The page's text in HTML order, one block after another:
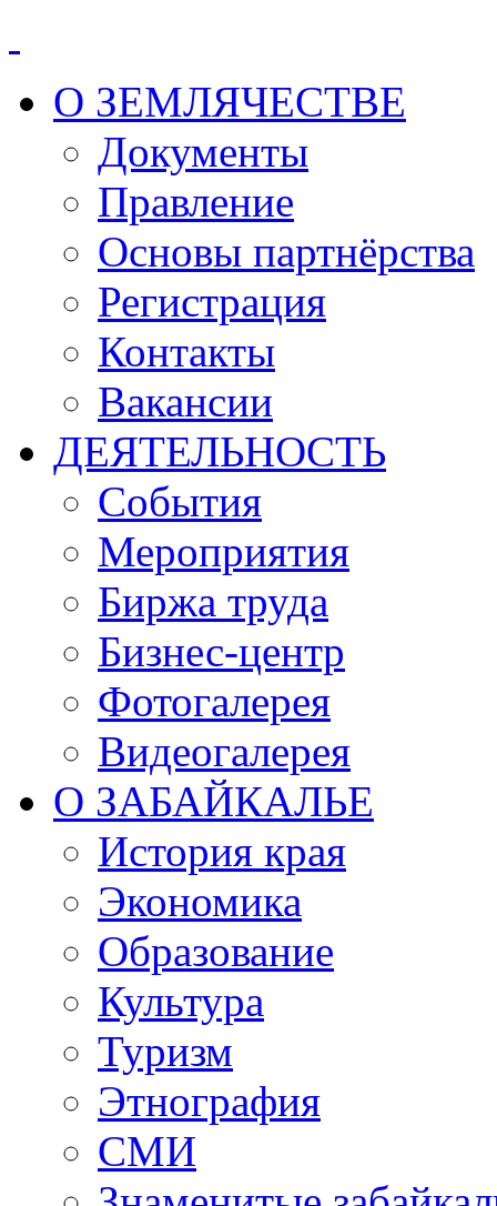
О ЗЕМЛЯЧЕСТВЕ
Документы
Правление
Основы партнёрства
Регистрация
Контакты
Вакансии
ДЕЯТЕЛЬНОСТЬ
События
Мероприятия
Биржа труда
Бизнес-центр
Фотогалерея
Видеогалерея
О ЗАБАЙКАЛЬЕ
История края
Экономика
Образование
Культура
Туризм
Этнография
СМИ